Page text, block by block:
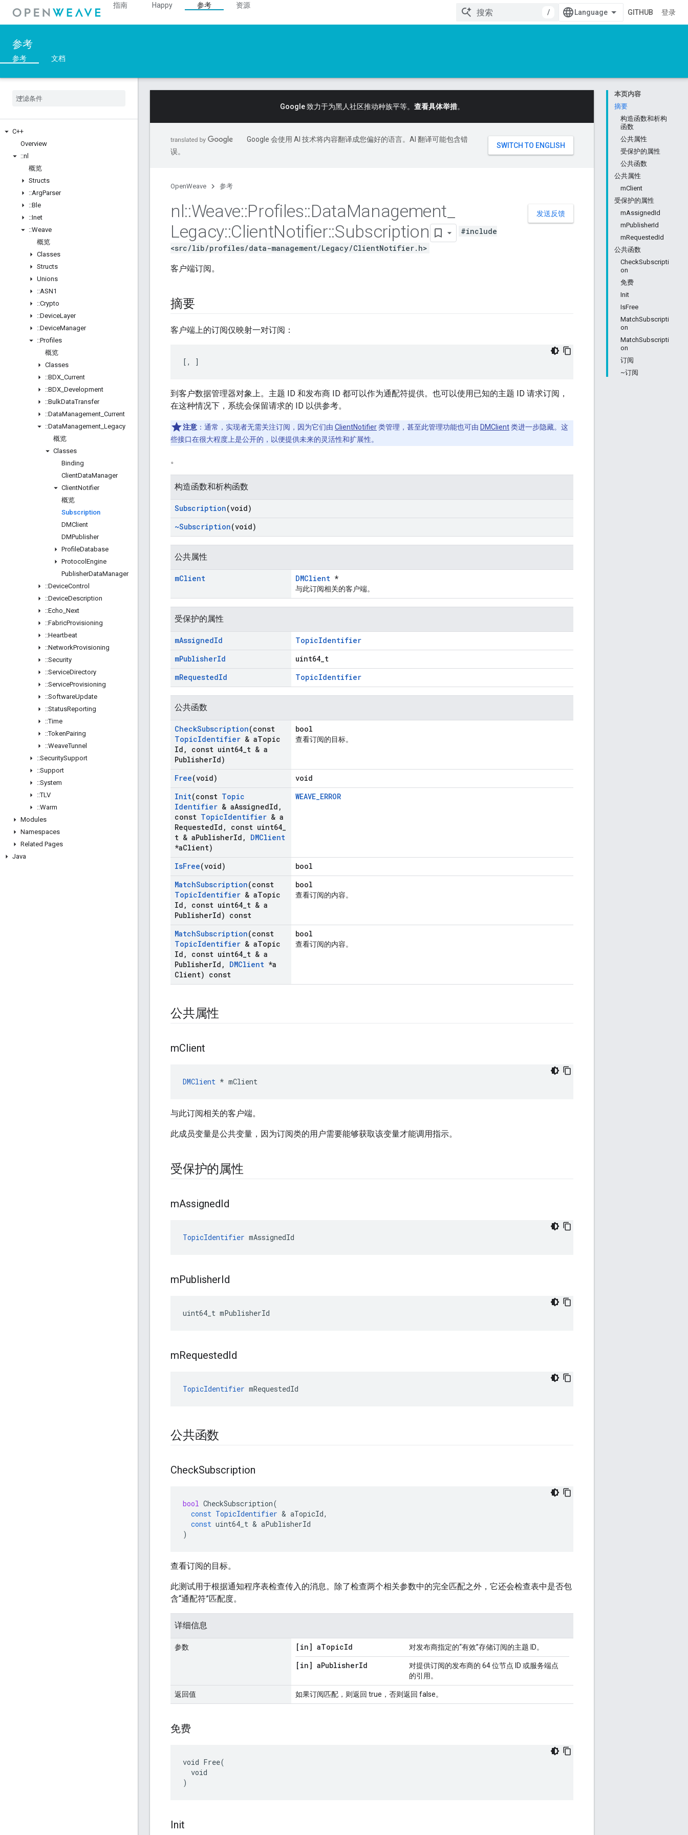
指南 Happy 参考
资源
/
GITHUB 登录
参考
参考 文档
C++
Overview
::nl
概览
Structs
::ArgParser
::Ble
::Inet
::Weave
概览
Classes
Structs
Unions
::ASN1
::Crypto
::DeviceLayer
::DeviceManager
::Profiles
概览
Classes
::BDX Current
::BDX Development
::BulkDataTransfer
::DataManagement Current
::DataManagement Legacy
概览
Classes
Binding
ClientDataManager
ClientNotifier
概览
Subscription
DMClient
DMPublisher
ProfileDatabase
Protocol Engine
PublisherDataManager
::DeviceControl
::DeviceDescription
::Echo Next
::FabricProvisioning
::Heartbeat
::NetworkProvisioning
::Security
::ServiceDirectory
::ServiceProvisioning
::SoftwareUpdate
::StatusReporting
::Time
::TokenPairing
::WeaveTunnel
::SecuritySupport
::Support
::System
::TLV
::Warm
Modules
Namespaces
Related Pages
Java
本页内容
摘要
构造函数和析构
函数
公共属性
受保护的属性
公共函数
公共属性
mClient
受保护的属性
mAssignedId
mPublisherId
mRequestedId
公共函数
CheckSubscripti
on
免费
Init
IsFree
MatchSubscripti
on
MatchSubscripti
on
订阅
~订阅
Google 致力于为黑人社区推动种族平等。 查看具体举措。
Google 会使用 AI 技术将内容翻译成您偏好的语言。AI 翻译可能包含错
误。
OpenWeave 参考
发送反馈
nl::Weave::Profiles::DataManagement
Legacy::ClientNotifier::Subscription
#include
<src/lib/profiles/data-management/Legacy/ClientNotifier.h>
客户端订阅。
摘要
客户端上的订阅仅映射一对订阅：
[ , ]
到客户数据管理器对象上。主题 ID 和发布商 ID 都可以作为通配符提供。也可以使用已知的主题 ID 请求订阅，
在这种情况下，系统会保留请求的 ID 以供参考。
注意 ：通常，实现者无需关注订阅，因为它们由 ClientNotifier类管理，甚至此管理功能也可由 DMClient类进一步隐藏。这
些接口在很大程度上是公开的，以便提供未来的灵活性和扩展性。
。
构造函数和析构函数
Subscription(void)
~Subscription(void)
公共属性
mClient DMClient *
与此订阅相关的客户端。
受保护的属性
mAssignedId
TopicIdentifier
mPublisherId
uint64_t
mRequestedId TopicIdentifier
公共函数
CheckSubscription(const
TopicIdentifier & aTopic
Id , const uint64 t & a
PublisherId)
bool
查看订阅的目标。
Free(void)
void
Init(const Topic
Identifier & aAssignedId ,
const TopicIdentifier & a
RequestedId , const uint64
t & aPublisherId ,
DMClient
*aClient)
WEAVE_ERROR
IsFree(void)
bool
MatchSubscription(const
TopicIdentifier & aTopic
Id , const uint64 t & a
PublisherId) const
bool
查看订阅的内容。
MatchSubscription(const
TopicIdentifier & aTopic
Id , const uint64 t & a
PublisherId , DMClient *a
Client) const
bool
查看订阅的内容。
公共属性
mClient
DMClient * mClient
与此订阅相关的客户端。
此成员变量是公共变量，因为订阅类的用户需要能够获取该变量才能调用指示。
受保护的属性
mAssignedId
TopicIdentifier mAssignedId
mPublisherId
uint64_t mPublisherId
mRequestedId
TopicIdentifier mRequestedId
公共函数
CheckSubscription
bool CheckSubscription(
const TopicIdentifier & aTopicId,
const uint64_t & aPublisherId
)
查看订阅的目标。
此测试用于根据通知程序表检查传入的消息。除了检查两个相关参数中的完全匹配之外，它还会检查表中是否包
含“通配符”匹配度。
详细信息
参数 [in] aTopicId 对发布商指定的“有效”存储订阅的主题 ID。
[in] aPublisherId
对提供订阅的发布商的 64 位节点 ID 或服务端点
的引用。
返回值 如果订阅匹配，则返回 true，否则返回 false。
免费
void Free(
  void
)
Init